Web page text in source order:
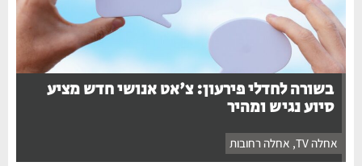
בשורה לחדלי פירעון: צ'אט אנושי חדש מציע
סיוע נגיש ומהיר
אחלה TV ,אחלה רחובות